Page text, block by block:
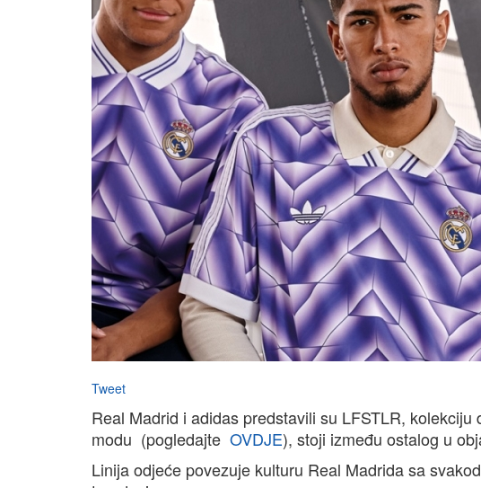
Tweet
Real Madrid i adidas predstavili su LFSTLR,
modu (pogledajte OVDJE), stoji između ostalog u
Linija odjeće povezuje kulturu Real Madrida sa